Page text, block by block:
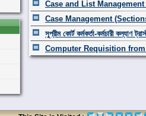
Case and List Management
Case Management
সুপ্রীম কোর্ট কর্মকর্তা-কর্মচারী কল্যাণ
Computer Requisition